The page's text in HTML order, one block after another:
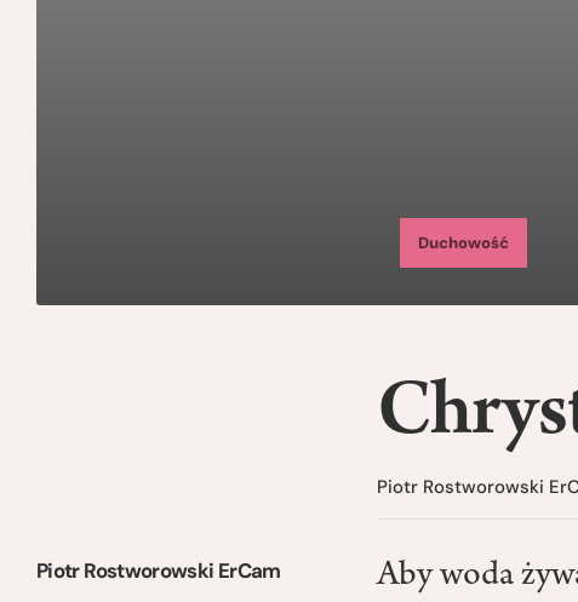
Duchowość
Piotr Rostworowski ErCam
Piotr Rostworowski
Aby woda